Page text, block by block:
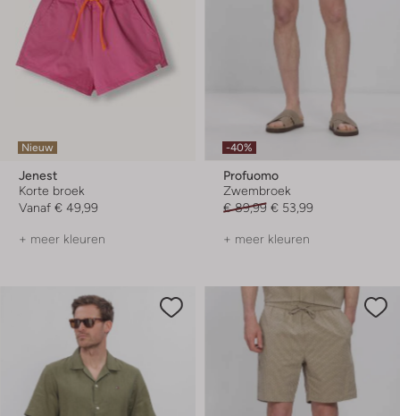
Nieuw
Jenest
Korte broek
Vanaf € 49,99
+ meer kleuren
-40%
Profuomo
Zwembroek
€ 89,99 € 53,99
+ meer kleuren